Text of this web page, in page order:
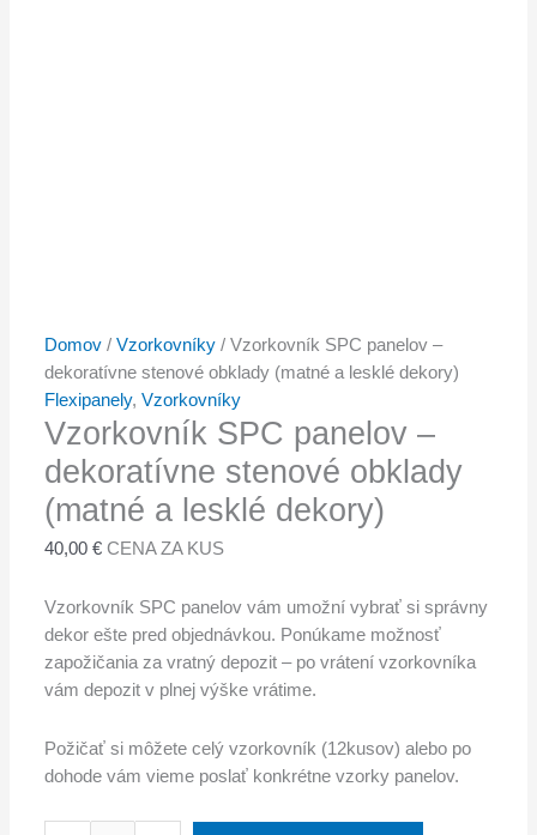
Domov /Vzorkovníky / Vzorkovník SPC panelov –
dekoratívne stenové obklady (matné a lesklé dekory)
Flexipanely,Vzorkovníky
Vzorkovník SPC panelov –
dekoratívne stenové obklady
(matné a lesklé dekory)
40,00€ CENA ZA KUS
Vzorkovník SPC panelov vám umožní vybrať si správny
dekor ešte pred objednávkou. Ponúkame možnosť
zapožičania za vratný depozit – po vrátení vzorkovníka
vám depozit v plnej výške vrátime.
Požičať si môžete celý vzorkovník (12kusov) alebo po
dohode vám vieme poslať konkrétne vzorky panelov.